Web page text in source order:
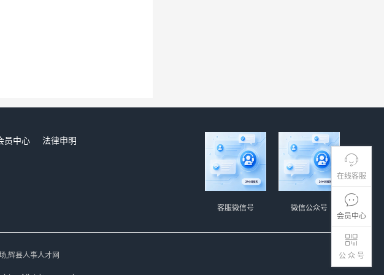
在线客服
会员中心
公 众 号
员中心
法律申明
微信公众号
客服微信号
,辉县人事人才网